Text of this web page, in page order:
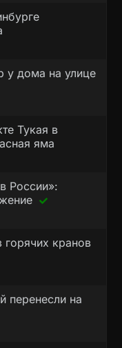
у дома на улице
Тукая в
яма
России»:
кранов
перенесли на